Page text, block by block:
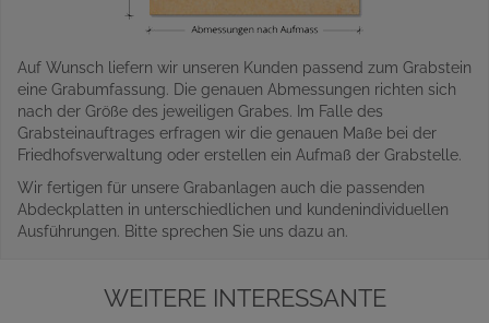
Auf Wunsch liefern wir unseren Kunden passend zum Grabstein
eine Grabumfassung. Die genauen Abmessungen richten sich
nach der Größe des jeweiligen Grabes. Im Falle des
Grabsteinauftrages erfragen wir die genauen Maße bei der
Friedhofsverwaltung oder erstellen ein Aufmaß der Grabstelle.
Wir fertigen für unsere Grabanlagen auch die passenden
Abdeckplatten in unterschiedlichen und kundenindividuellen
Ausführungen. Bitte sprechen Sie uns dazu an.
WEITERE INTERESSANTE